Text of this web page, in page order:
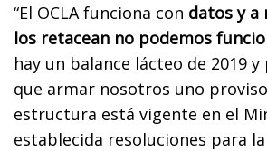
“El OCLA funciona con datos y a
los retacean no podemos
hay un balance lácteo de 2019
que armar nosotros uno
estructura está vigente en el
establecida resoluciones para